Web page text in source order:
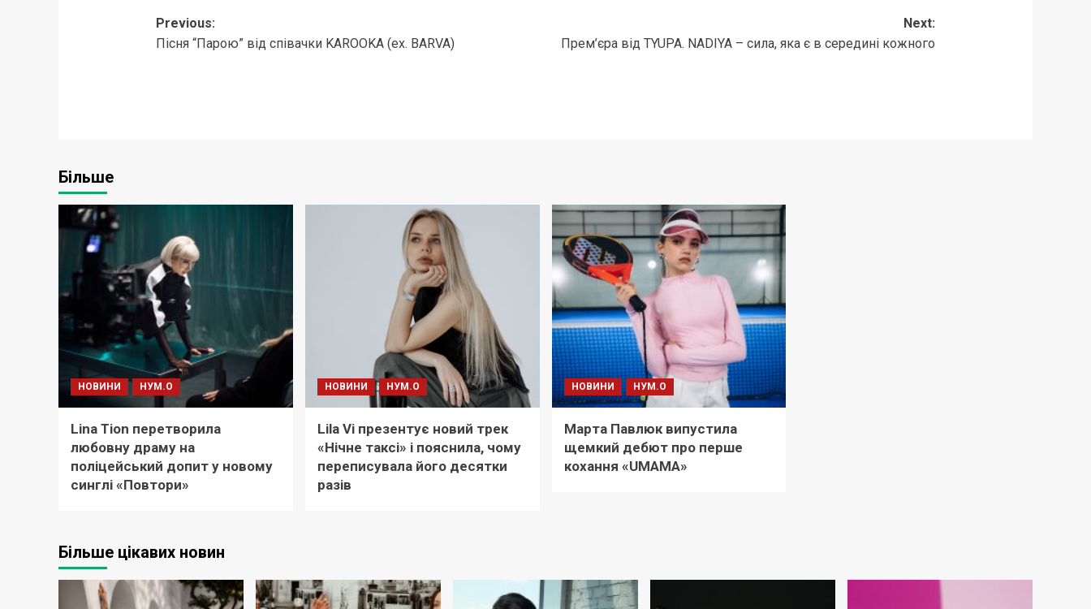
Post
navigation
Previous:
Пісня “Парою” від співачки KAROOKA (ex. BARVA)
Next:
Прем’єра від TYUPA. NADIYA – сила, яка є в середині кожного
Більше
НОВИНИ НУМ.О
Lina Tion перетворила
любовну драму на
поліцейський допит у новому
синглі «Повтори»
НОВИНИ НУМ.О
Lila Vi презентує новий трек
«Нічне таксі» і пояснила, чому
переписувала його десятки
разів
НОВИНИ НУМ.О
Марта Павлюк випустила
щемкий дебют про перше
кохання «UМАМА»
Більше цікавих новин